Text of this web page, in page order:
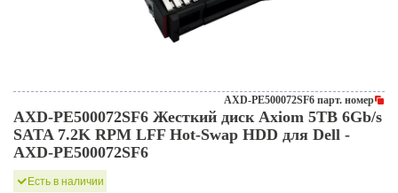
AXD-PE500072SF6 парт. номер
AXD-PE500072SF6 Жесткий диск Axiom 5TB 6Gb/s
SATA 7.2K RPM LFF Hot-Swap HDD для Dell -
AXD-PE500072SF6
Есть в наличии